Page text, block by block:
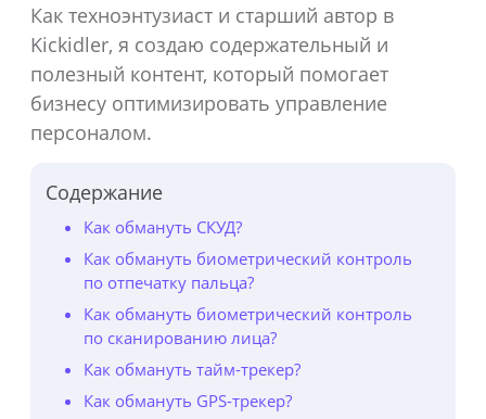
Как техноэнтузиаст и старший автор в
Kickidler, я создаю содержательный и
полезный контент, который помогает
бизнесу оптимизировать управление
персоналом.
Содержание
Как обмануть СКУД?
Как обмануть биометрический контроль
по отпечатку пальца?
Как обмануть биометрический контроль
по сканированию лица?
Как обмануть тайм-трекер?
Как обмануть GPS-трекер?